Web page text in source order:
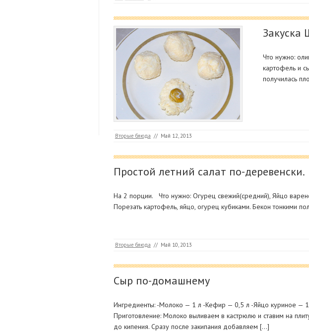
Закуска
Что нужно:
картофель и
получилась
Вторые блюда // Май 12, 2013
Простой летний салат по-деревенски.
На 2 порции. Что нужно: Огурец свежий(средний), Яйцо
Порезать картофель, яйцо, огурец кубиками. Бекон тонкими
Вторые блюда // Май 10, 2013
Сыр по-домашнему
Ингредиенты: -Молоко — 1 л -Кефир — 0,5 л -Яйцо куриное — 1
Приготовление: Молоко выливаем в кастрюлю и ставим на
до кипения. Сразу после закипания добавляем […]